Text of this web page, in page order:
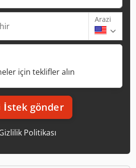
Arazi
için teklifler alın
İstek gönder
Politikası